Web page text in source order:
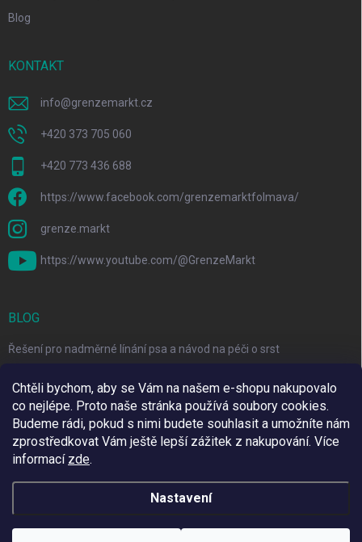
Chtěli bychom, aby se Vám na našem e-shopu nakupovalo
co nejlépe. Proto naše stránka používá soubory cookies.
Budeme rádi, pokud s nimi budete souhlasit a umožníte nám
zprostředkovat Vám ještě lepší zážitek z nakupování. Více
informací zde.
Nastavení
Blog
KONTAKT
info@grenzemarkt.cz
+420 373 705 060
+420 773 436 688
https://www.facebook.com/grenzemarktfolmava/
grenze.markt
https://www.youtube.com/@GrenzeMarkt
BLOG
Řešení pro nadměrné línání psa a návod na péči o srst
Top 6 značek pro domácí mazlíčky za skvělé ceny
Copyright 2026Grenze Markt Online. Všechna práva vyhrazena.Upravit